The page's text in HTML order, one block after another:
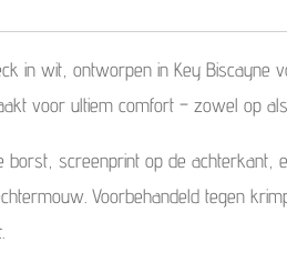
in wit, ontworpen in Key Biscayne
voor ultiem comfort – zowel op
borst, screenprint op de achterkant,
Voorbehandeld tegen